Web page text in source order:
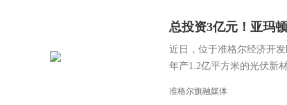
总投资3亿元！亚玛
近日，位于准格尔经济开
年产1.2亿平方米的光伏新
准格尔旗融媒体